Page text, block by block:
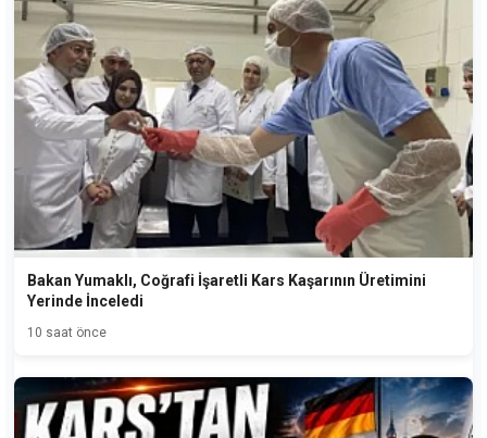
Bakan Yumaklı, Coğrafi İşaretli Kars Kaşarının Üretimini
Yerinde İnceledi
10 saat önce